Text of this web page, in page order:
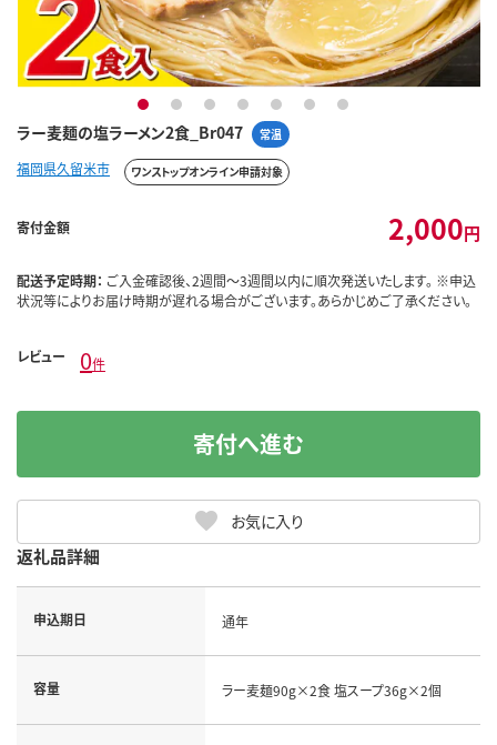
ラー麦麺の塩ラーメン2食_Br047 常温
1 2 3 4 5 6 7
福岡県久留米市 ワンストップオンライン申請対象
寄付金額 2,000円
配送予定時期： ご入金確認後、2週間～3週間以内に順次発送いたします。 ※申込
状況等によりお届け時期が遅れる場合がございます。あらかじめご了承ください。
レビュー 0件
お気に入り
寄付へ進む
返礼品詳細
申込期日 通年
容量 ラー麦麺90g×2食 塩スープ36g×2個